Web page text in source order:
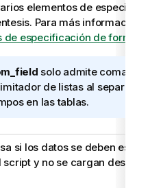
elementos de
Para más información,
de especificación de formato
solo admite comas
de listas al separar
en las tablas.
si los datos se deben
script y no se cargan desde